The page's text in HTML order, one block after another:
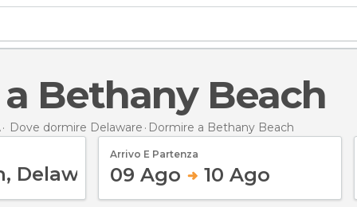
a Bethany Beach
Dove dormire Delaware Dormire a Bethany Beach
Arrivo E Partenza
09 Ago 10 Ago